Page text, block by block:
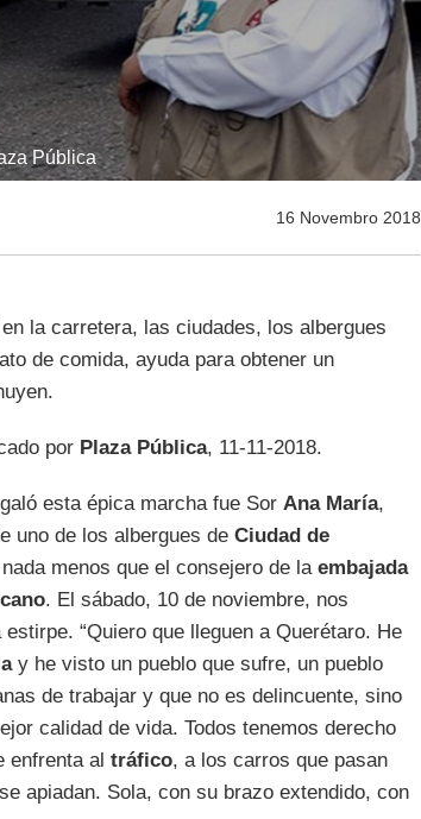
Pública
16 Novembro 2018
la carretera, las ciudades, los albergues
de comida, ayuda para obtener un
por Plaza Pública, 11-11-2018.
esta épica marcha fue Sor Ana María,
uno de los albergues de Ciudad de
menos que el consejero de la embajada
. El sábado, 10 de noviembre, nos
“Quiero que lleguen a Querétaro. He
y he visto un pueblo que sufre, un pueblo
de trabajar y que no es delincuente, sino
calidad de vida. Todos tenemos derecho
enfrenta al tráfico, a los carros que pasan
apiadan. Sola, con su brazo extendido, con